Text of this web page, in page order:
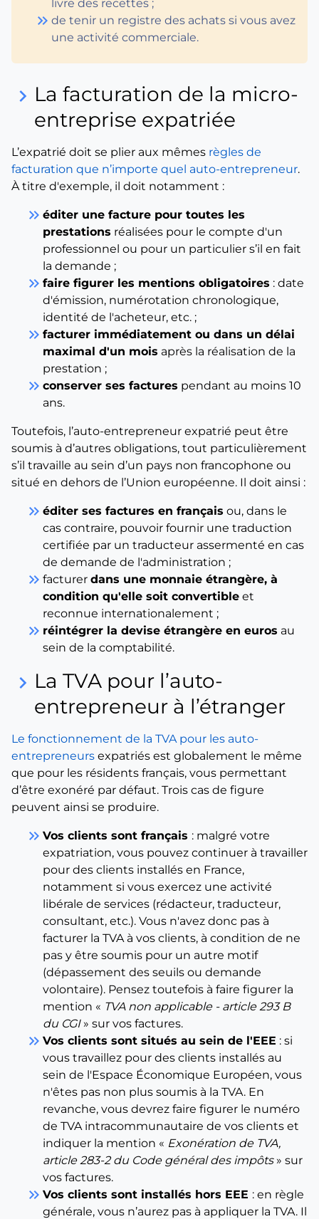
livre des recettes ;
keyboard_double_arrow_right de tenir un registre des achats si vous avez
une activité commerciale.
keyboard_arrow_right La facturation de la micro-
entreprise expatriée
L’expatrié doit se plier aux mêmes règles de
facturation que n’importe quel auto-entrepreneur.
À titre d'exemple, il doit notamment :
keyboard_double_arrow_right éditer une facture pour toutes les
prestations réalisées pour le compte d'un
professionnel ou pour un particulier s’il en fait
la demande ;
keyboard_double_arrow_right faire figurer les mentions obligatoires : date
d'émission, numérotation chronologique,
identité de l'acheteur, etc. ;
keyboard_double_arrow_right facturer immédiatement ou dans un délai
maximal d'un mois après la réalisation de la
prestation ;
keyboard_double_arrow_right conserver ses factures pendant au moins 10
ans.
Toutefois, l’auto-entrepreneur expatrié peut être
soumis à d’autres obligations, tout particulièrement
s’il travaille au sein d’un pays non francophone ou
situé en dehors de l’Union européenne. Il doit ainsi :
keyboard_double_arrow_right éditer ses factures en français ou, dans le
cas contraire, pouvoir fournir une traduction
certifiée par un traducteur assermenté en cas
de demande de l'administration ;
keyboard_double_arrow_right facturer dans une monnaie étrangère, à
condition qu'elle soit convertible et
reconnue internationalement ;
keyboard_double_arrow_right réintégrer la devise étrangère en euros au
sein de la comptabilité.
keyboard_arrow_right La TVA pour l’auto-
entrepreneur à l’étranger
Le fonctionnement de la TVA pour les auto-
entrepreneurs expatriés est globalement le même
que pour les résidents français, vous permettant
d’être exonéré par défaut. Trois cas de figure
peuvent ainsi se produire.
keyboard_double_arrow_right Vos clients sont français : malgré votre
expatriation, vous pouvez continuer à travailler
pour des clients installés en France,
notamment si vous exercez une activité
libérale de services (rédacteur, traducteur,
consultant, etc.). Vous n'avez donc pas à
facturer la TVA à vos clients, à condition de ne
pas y être soumis pour un autre motif
(dépassement des seuils ou demande
volontaire). Pensez toutefois à faire figurer la
mention « TVA non applicable - article 293 B
du CGI» sur vos factures.
keyboard_double_arrow_right Vos clients sont situés au sein de l'EEE : si
vous travaillez pour des clients installés au
sein de l'Espace Économique Européen, vous
n'êtes pas non plus soumis à la TVA. En
revanche, vous devrez faire figurer le numéro
de TVA intracommunautaire de vos clients et
indiquer la mention « Exonération de TVA,
article 283-2 du Code général des impôts» sur
vos factures.
keyboard_double_arrow_right Vos clients sont installés hors EEE : en règle
générale, vous n’aurez pas à appliquer la TVA. Il